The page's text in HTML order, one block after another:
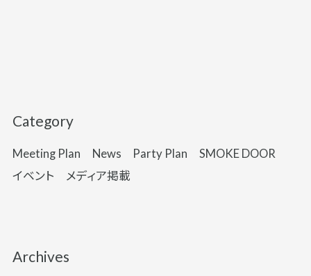
Category
Meeting Plan News Party Plan
SMOKE DOOR
イベント
メディア掲載
Archives